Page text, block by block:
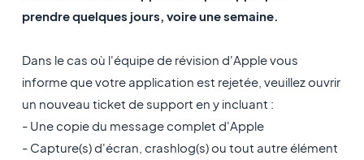
prendre quelques jours, voire une semaine.
Dans le cas où l'équipe de révision d'Apple vous
informe que votre application est rejetée, veuillez ouvrir
un nouveau ticket de support en y incluant :
- Une copie du message complet d'Apple
- Capture(s) d'écran, crashlog(s) ou tout autre élément